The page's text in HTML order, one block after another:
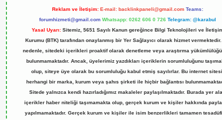
Reklam ve İletişim: E-mail: backlinkpaneli@gmail.com Teams:
forumhizmeti@gmail.com Whatsapp: 0262 606 0 726 Telegram: @karabul
Yasal Uyarı:Sitemiz, 5651 Sayılı Kanun gereğince Bilgi Teknolojileri ve
Kurumu (BTK) tarafından onaylanmış bir Yer Sağlayıcı olarak hizmet
nedenle, sitedeki içerikleri proaktif olarak denetleme veya araştırma
bulunmamaktadır. Ancak, üyelerimiz yazdıkları içeriklerin sorumluluğunu
olup, siteye üye olarak bu sorumluluğu kabul etmiş sayılırlar. Bu internet
herhangi bir marka, kurum veya şahıs şirketi ile hiçbir bağlantısı
Sitede yalnızca kendi hazırladığımız makaleler paylaşılmaktadır. Burada yer
içerikler haber niteliği taşımamakta olup, gerçek kurum ve kişiler hakkında
yapılmamaktadır. Gerçek kurum ve kişiler ile isim benzerlikleri tamamen